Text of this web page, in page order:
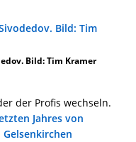
Bild: Tim Kramer
der Profis wechseln.
Jahres von
Gelsenkirchen